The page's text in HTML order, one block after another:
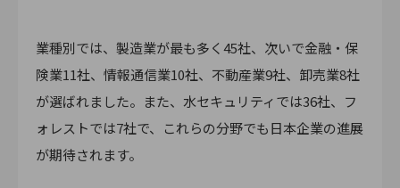
業種別では、製造業が最も多く45社、次いで金融・保
険業11社、情報通信業10社、不動産業9社、卸売業8社
が選ばれました。また、水セキュリティでは36社、フ
ォレストでは7社で、これらの分野でも日本企業の進展
が期待されます。